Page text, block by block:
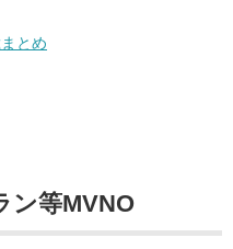
とめ
ン等MVNO